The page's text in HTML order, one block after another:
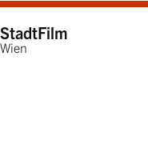
StadtFilm
Wien